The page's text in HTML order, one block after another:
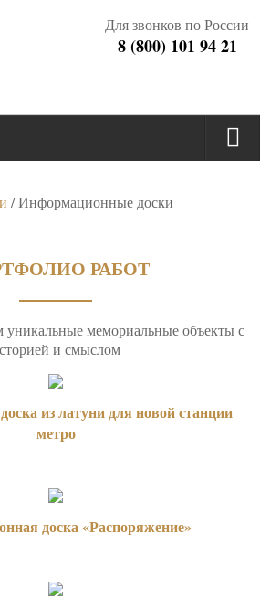
Для звонков по России
8 (800) 101 94 21
/Информационные доски
РАБОТ
уникальные мемориальные объекты с
и смыслом
из латуни для новой станции
метро
доска «Распоряжение»